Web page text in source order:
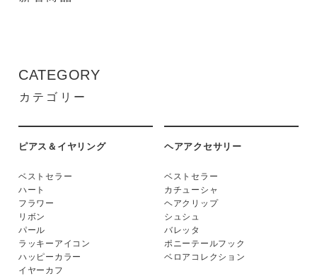
CATEGORY
カテゴリー
ピアス＆イヤリング
ベストセラー
ハート
フラワー
リボン
パール
ラッキーアイコン
ハッピーカラー
イヤーカフ
ヘアアクセサリー
ベストセラー
カチューシャ
ヘアクリップ
シュシュ
バレッタ
ポニーテールフック
ベロアコレクション